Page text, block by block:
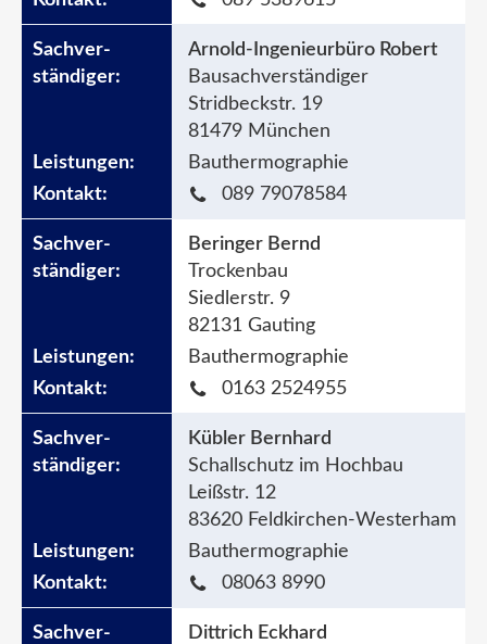
Arnold-Ingenieurbüro Robert
Bausachverständiger
Stridbeckstr. 19
81479 München
Bauthermographie
089 79078584
Beringer Bernd
Trockenbau
Siedlerstr. 9
82131 Gauting
Bauthermographie
0163 2524955
Kübler Bernhard
Schallschutz im Hochbau
Leißstr. 12
83620 Feldkirchen-Westerham
Bauthermographie
08063 8990
Dittrich Eckhard